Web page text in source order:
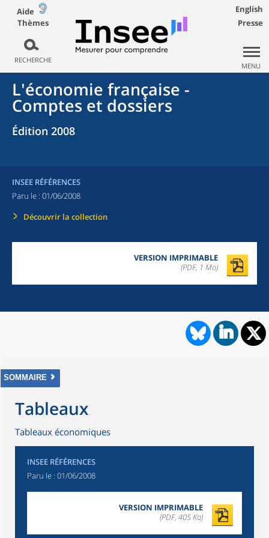
Aide
Thèmes
RECHERCHE
English
Presse
MENU
L'économie française -
Comptes et dossiers
Édition 2008
INSEE RÉFÉRENCES
Paru le : 01/06/2008
Découvrir la collection
VERSION IMPRIMABLE
(PDF, 1 Mo)
SOMMAIRE
Tableaux
Tableaux économiques
INSEE RÉFÉRENCES
Paru le : 01/06/2008
VERSION IMPRIMABLE
(PDF, 405 Ko)